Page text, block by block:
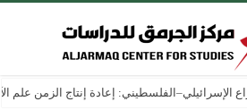
إعادة إنتاج الزمن علم